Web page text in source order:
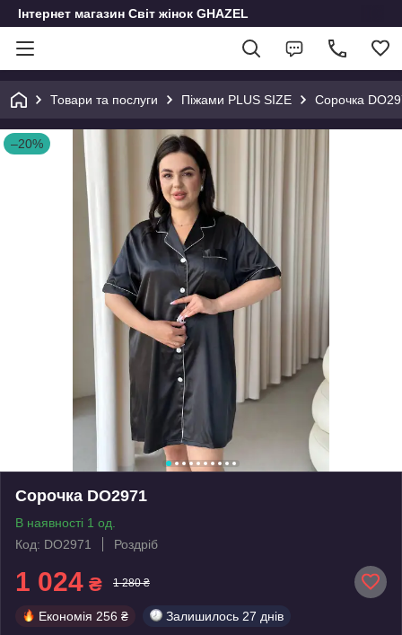
Інтернет магазин Світ жінок GHAZEL
Товари та послуги Піжами PLUS SIZE Сорочка
–20%
Сорочка DO2971
В наявності 1 од.
Код: DO2971
Роздріб
1 024 ₴ 1 280 ₴
Економія 256 ₴ Залишилось 27 днів